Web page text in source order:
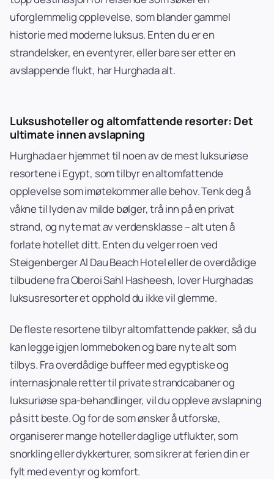
uforglemmelig opplevelse, som blander gammel
historie med moderne luksus. Enten du er en
strandelsker, en eventyrer, eller bare ser etter en
avslappende flukt, har Hurghada alt.
Luksushoteller og altomfattende resorter: Det
ultimate innen avslapning
Hurghada er hjemmet til noen av de mest luksuriøse
resortene i Egypt, som tilbyr en altomfattende
opplevelse som imøtekommer alle behov. Tenk deg å
våkne til lyden av milde bølger, trå inn på en privat
strand, og nyte mat av verdensklasse – alt uten å
forlate hotellet ditt. Enten du velger roen ved
Steigenberger Al Dau Beach Hotel eller de overdådige
tilbudene fra Oberoi Sahl Hasheesh, lover Hurghadas
luksusresorter et opphold du ikke vil glemme.
De fleste resortene tilbyr altomfattende pakker, så du
kan legge igjen lommeboken og bare nyte alt som
tilbys. Fra overdådige buffeer med egyptiske og
internasjonale retter til private strandcabaner og
luksuriøse spa-behandlinger, vil du oppleve avslapning
på sitt beste. Og for de som ønsker å utforske,
organiserer mange hoteller daglige utflukter, som
snorkling eller dykkerturer, som sikrer at ferien din er
fylt med eventyr og komfort.